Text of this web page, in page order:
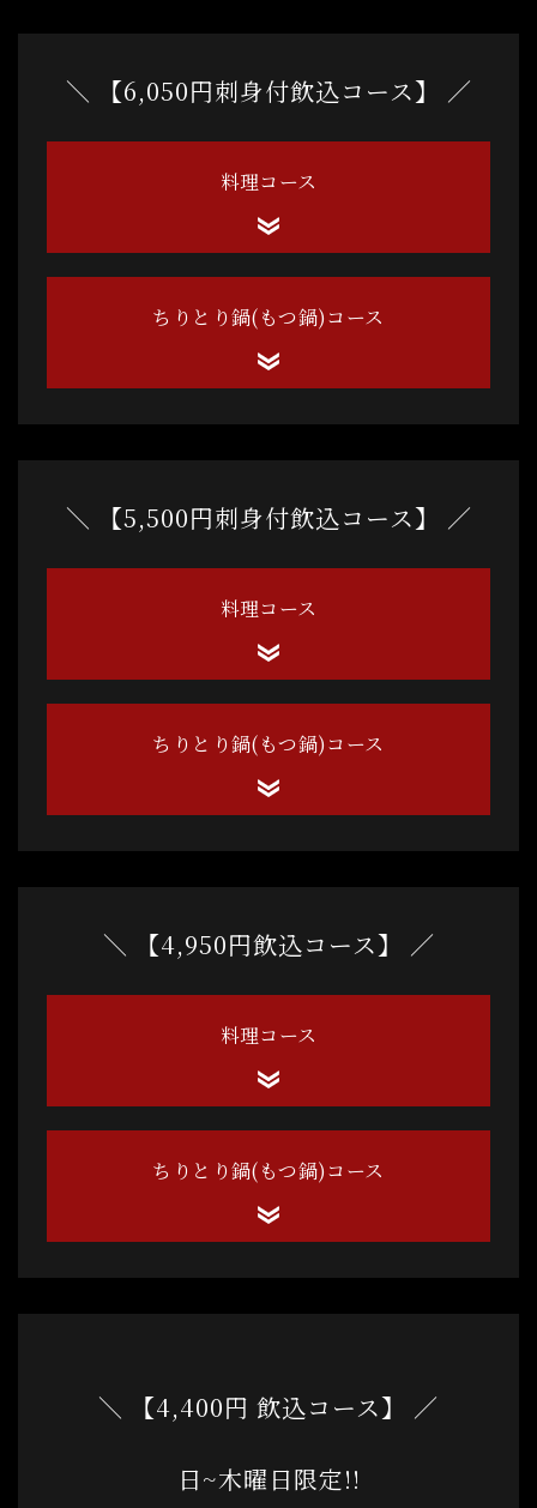
＼ 【6,050円刺身付飲込コース】 ／
料理コース
ちりとり鍋(もつ鍋)コース
＼ 【5,500円刺身付飲込コース】 ／
料理コース
ちりとり鍋(もつ鍋)コース
＼ 【4,950円飲込コース】 ／
料理コース
ちりとり鍋(もつ鍋)コース
＼ 【4,400円 飲込コース】 ／
日~木曜日限定!!